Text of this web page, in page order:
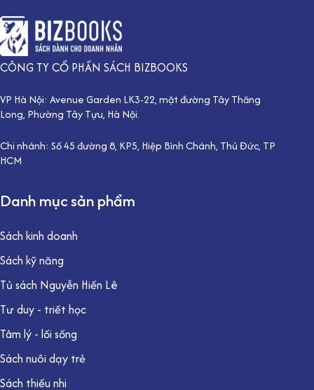
CÔNG TY CỔ PHẦN SÁCH BIZBOOKS
VP Hà Nội: Avenue Garden LK3-22, mặt đường Tây Thăng
Long, Phường Tây Tựu, Hà Nội.
Chi nhánh: Số 45 đường 8, KP5, Hiệp Bình Chánh, Thủ Đức, TP
HCM
Danh mục sản phẩm
Sách kinh doanh
Sách kỹ năng
Tủ sách Nguyễn Hiến Lê
Tư duy - triết học
Tâm lý - lối sống
Sách nuôi dạy trẻ
Sách thiếu nhi